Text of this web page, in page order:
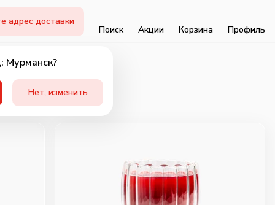
адрес доставки
Мурманск?
Нет, изменить
Поиск Акции Корзина Профиль